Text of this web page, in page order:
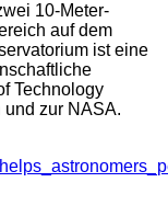
10-Meter-
auf dem
ist eine
Technology
zur NASA.